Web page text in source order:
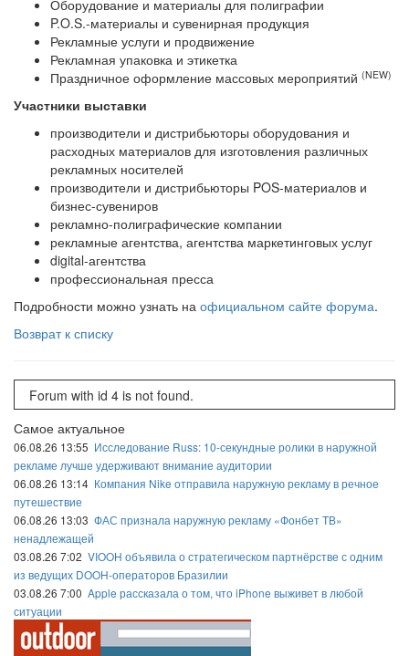
Оборудование и материалы для полиграфии
P.O.S.-материалы и сувенирная продукция
Рекламные услуги и продвижение
Рекламная упаковка и этикетка
Праздничное оформление массовых мероприятий (NEW)
Участники выставки
производители и дистрибьюторы оборудования и
расходных материалов для изготовления различных
рекламных носителей
производители и дистрибьюторы POS-материалов и
бизнес-сувениров
рекламно-полиграфические компании
рекламные агентства, агентства маркетинговых услуг
digital-агентства
профессиональная пресса
Подробности можно узнать на официальном сайте форума.
Возврат к списку
Forum with id 4 is not found.
Самое актуальное
06.08.26 13:55 Исследование Russ: 10-секундные ролики в наружной
рекламе лучше удерживают внимание аудитории
06.08.26 13:14 Компания Nike отправила наружную рекламу в речное
путешествие
06.08.26 13:03 ФАС признала наружную рекламу «Фонбет ТВ»
ненадлежащей
03.08.26 7:02 VIOOH объявила о стратегическом партнёрстве с одним
из ведущих DOOH-операторов Бразилии
03.08.26 7:00 Apple рассказала о том, что iPhone выживет в любой
ситуации